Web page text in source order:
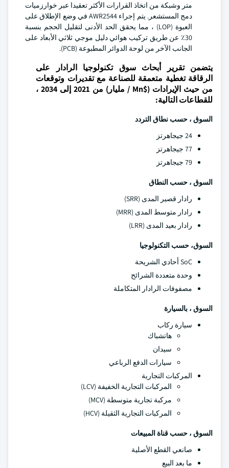
متر وشبكة من اتخاذ القرارات الأكثر تعقيدا عبر خوارزميات
دمج المستشعر. يتم إجراء AWR2544 في وضع الإطلاق على
العبوة (LOP) ، مما يحقق الحد الأدنى لتقليل الحجم بنسبة
30٪ عن طريق تركيب هوائي دليل موجي ثلاثي الأبعاد على
الجانب الآخر من لوحة الدوائر المطبوعة (PCB).
يتضمن تقرير أبحاث سوق تكنولوجيا الرادار على
الرقاقة تغطية متعمقة للصناعة مع تقديرات وتوقعات
من حيث الإيرادات ($Mn / مليار) من 2021 إلى 2034 ،
للقطاعات التالية:
السوق ، حسب نطاق التردد
24 جيجاهرتز
77 جيجاهرتز
79 جيجاهرتز
السوق ، حسب النطاق
رادار قصير المدى (SRR)
رادار متوسط المدى (MRR)
رادار بعيد المدى (LRR)
السوق، حسب التكنولوجيا
SoC أحادي الشريحة
وحدة متعددة الشرائح
مصفوفات الرادار المتكاملة
السوق ، بالسيارة
سيارة ركاب
هاتشباك
سيدان
سيارات الدفع الرباعي
المركبات التجارية
المركبات التجارية الخفيفة (LCV)
مركبة تجارية متوسطة (MCV)
المركبات التجارية الثقيلة (HCV)
السوق ، حسب قناة المبيعات
صانعي القطع الأصلية
ما بعد البيع